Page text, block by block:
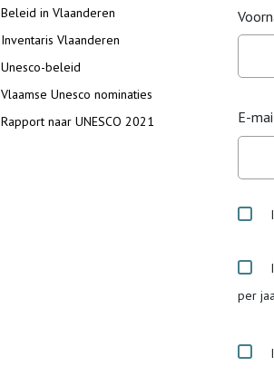
Beleid in Vlaanderen
Inventaris Vlaanderen
Unesco-beleid
Vlaamse Unesco nominaties
Rapport naar UNESCO 2021
E-
per